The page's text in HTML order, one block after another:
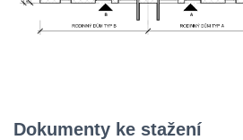
Dokumenty ke stažení